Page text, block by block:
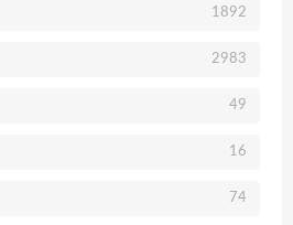
1892
2983
49
16
74